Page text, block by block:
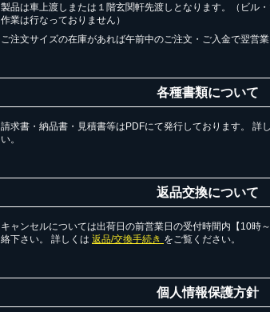
製品は車上渡しまたは１階玄関軒先渡しとなります。（ビル
作業は行なっておりません）
ご注文サイズの在庫があれば午前中のご注文・ご入金で翌営業
各種書類について
請求書・納品書・見積書等はPDFにて発行しております。 詳
い。
返品交換について
キャンセルについては出荷日の前営業日の受付時間内【10時
絡下さい。 詳しくは 返品/交換手続き をご覧ください。
個人情報保護方針